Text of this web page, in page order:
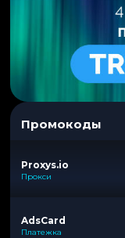
Промокоды
Proxys.io
Прокси
AdsCard
Платежка